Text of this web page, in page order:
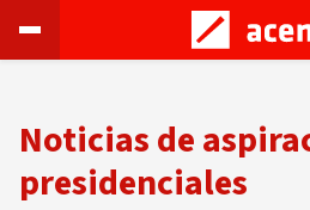
Noticias de
presidenciales